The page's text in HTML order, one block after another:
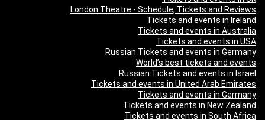
London Theatre - Schedule, Tickets and Reviews
Tickets and events in Ireland
Tickets and events in Australia
Tickets and events in USA
Russian Tickets and events in Germany
World’s best tickets and events
Russian Tickets and events in Israel
Tickets and events in United Arab Emirates
Tickets and events in Germany
Tickets and events in New Zealand
Tickets and events in South Africa